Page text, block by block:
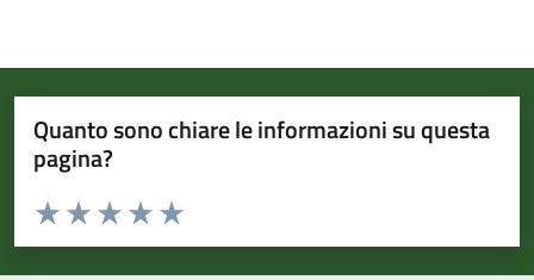
Quanto sono chiare le informazioni su questa
pagina?
Valuta da 1 a 5 stelle la pagina
Valuta 5 stelle su 5
Valuta 4 stelle su 5
Valuta 3 stelle su 5
Valuta 2 stelle su 5
Valuta 1 stelle su 5